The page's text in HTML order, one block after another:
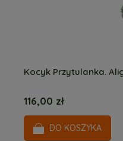
Kocyk Przytulanka.
116,00 zł
DO KOSZYKA